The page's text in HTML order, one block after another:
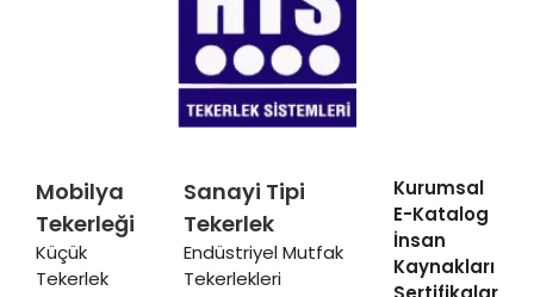
Mobilya
Tekerleği
Küçük
Tekerlek
Sanayi Tipi
Tekerlek
Endüstriyel Mutfak
Tekerlekleri
Kurumsal
E-Katalog
İnsan
Kaynakları